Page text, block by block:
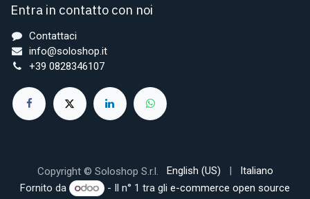
Entra in contatto con noi
Contattaci
info@soloshop.it
+39 0828346107
Copyright © Soloshop S.r.l. English (US) |
Italiano
Fornito da
- Il n° 1 tra glie-commerce open source